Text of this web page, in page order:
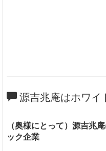
源吉兆庵はホワイ
（奥様にとって）源吉兆
ック企業